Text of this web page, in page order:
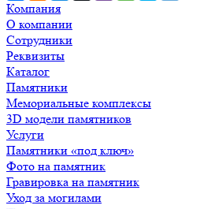
Компания
О компании
Сотрудники
Реквизиты
Каталог
Памятники
Мемориальные комплексы
3D модели памятников
Услуги
Памятники «под ключ»
Фото на памятник
Гравировка на памятник
Уход за могилами